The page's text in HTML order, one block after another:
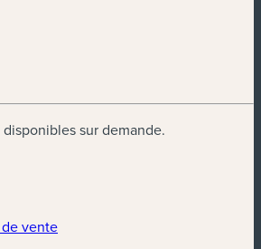
disponibles sur demande.
vente